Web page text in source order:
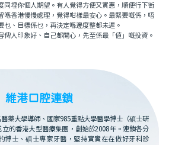
同埋你個人期望。有人覺得方便又實惠，順便行下街
喺香港慢慢處理，覺得咁樣最安心。最緊要嘅係，唔
乜、目標係乜，再決定喺邊度整都未遲。
人印象好、自己都開心，先至係最「值」嘅投資。
維港口腔連鎖
藥大學導師、國家985重點大學醫學博士（碩士研
的香港大型醫療集團，創始於2008年。連鎖各分
博士、碩士專家牙醫，堅持實實在在做好牙科診